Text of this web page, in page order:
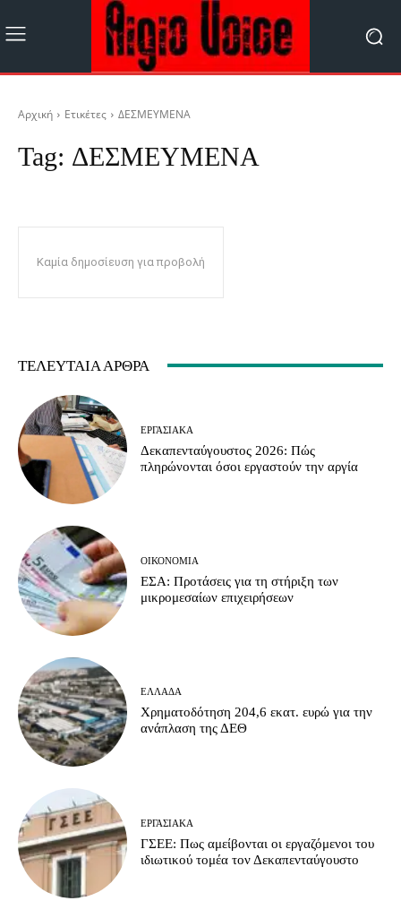
Αρχική Ετικέτες ΔΕΣΜΕΥΜΕΝΑ
Tag: ΔΕΣΜΕΥΜΕΝΑ
Καμία δημοσίευση για προβολή
ΤΕΛΕΥΤΑΊΑ ΆΡΘΡΑ
ΕΡΓΑΣΙΑΚΆ
Δεκαπενταύγουστος 2026: Πώς
πληρώνονται όσοι εργαστούν την αργία
ΟΙΚΟΝΟΜΊΑ
ΕΣΑ: Προτάσεις για τη στήριξη των
μικρομεσαίων επιχειρήσεων
ΕΛΛΆΔΑ
Χρηματοδότηση 204,6 εκατ. ευρώ για την
ανάπλαση της ΔΕΘ
ΕΡΓΑΣΙΑΚΆ
ΓΣΕΕ: Πως αμείβονται οι εργαζόμενοι του
ιδιωτικού τομέα τον Δεκαπενταύγουστο